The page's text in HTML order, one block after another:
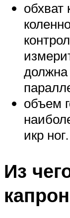
обхват
должна
объем
икр ног.
Из